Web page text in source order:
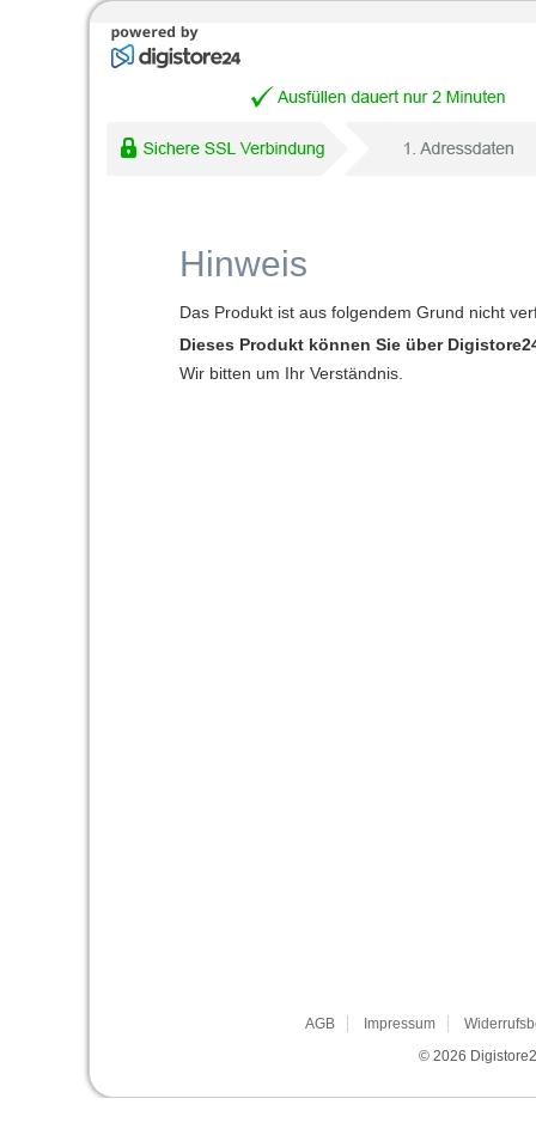
Hinweis
Das Produkt ist aus folgendem Grund nicht
Dieses Produkt können Sie über
Wir bitten um Ihr Verständnis.
AGB Impressum
© 2026